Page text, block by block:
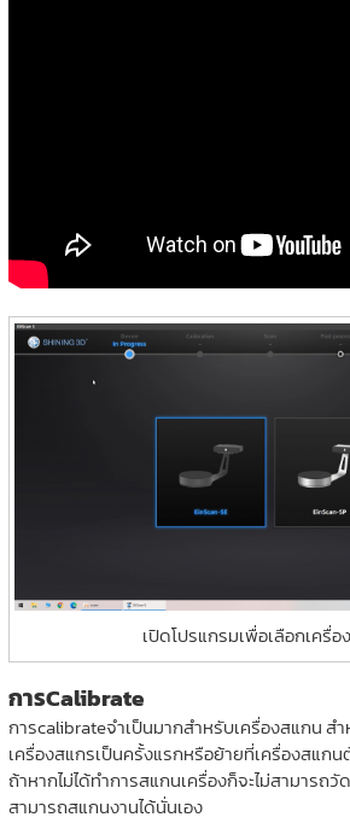
เปิดโปรแกรมเพื่อเลือกเครื่อ
การCalibrate
การcalibrateจำเป็นมากสำหรับเครื่องสแกน ส
เครื่องสแกรเป็นครั้งแรกหรือย้ายที่เครื่องสแก
ถ้าหากไม่ได้ทำการสแกนเครื่องก็จะไม่สามารถวั
สามารถสแกนงานได้นั่นเอง